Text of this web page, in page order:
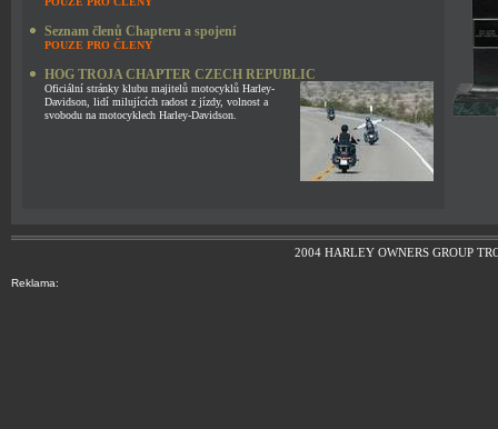
Seznam členů Chapteru a spojení
POUZE PRO ČLENY
HOG TROJA CHAPTER CZECH REPUBLIC
Oficiální stránky klubu majitelů motocyklů Harley-
Davidson, lidí milujících radost z jízdy, volnost a
svobodu na motocyklech Harley-Davidson.
2004 HARLEY OWNERS GROUP
Reklama: